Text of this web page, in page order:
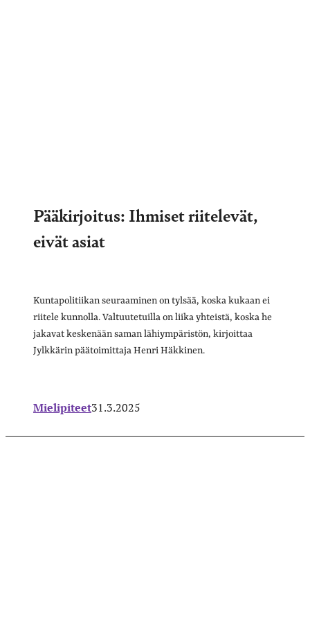
Pääkirjoitus: Ihmiset riitelevät,
eivät asiat
Kuntapolitiikan seuraaminen on tylsää, koska kukaan ei
riitele kunnolla. Valtuutetuilla on liika yhteistä, koska he
jakavat keskenään saman lähiympäristön, kirjoittaa
Jylkkärin päätoimittaja Henri Häkkinen.
Mielipiteet31.3.2025